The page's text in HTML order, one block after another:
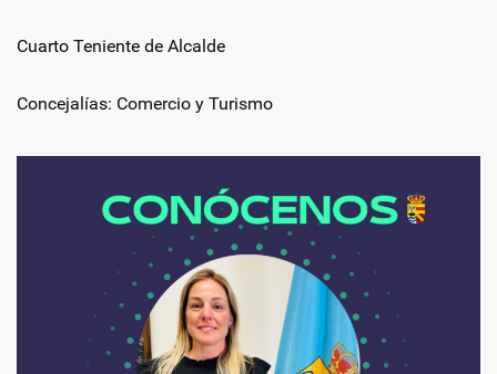
Cuarto Teniente de Alcalde
Concejalías: Comercio y Turismo